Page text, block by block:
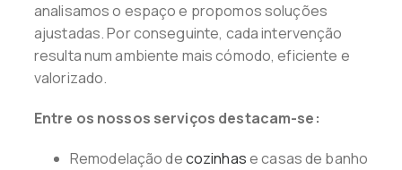
analisamos o espaço e propomos soluções
ajustadas. Por conseguinte, cada intervenção
resulta num ambiente mais cómodo, eficiente e
valorizado.
Entre os nossos serviços destacam-se:
Remodelação decozinhase casas de banho